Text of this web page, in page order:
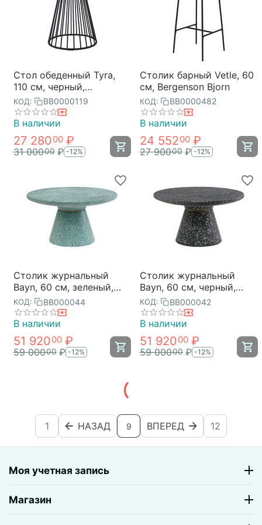
Стол обеденный Tyra,
110 см, черный,
Bergenson Bjorn
КОД: BB0000119
В наличии
27 28000 ₽
31 00000 ₽ -12%
Столик барный Vetle, 60
см, Bergenson Bjorn
КОД: BB0000482
В наличии
24 55200 ₽
27 90000 ₽ -12%
Столик журнальный
Bayn, 60 см, зеленый,
Bergenson Bjorn
КОД: BB000044
В наличии
51 92000 ₽
59 00000 ₽ -12%
Столик журнальный
Bayn, 60 см, черный,
Bergenson Bjorn
КОД: BB000042
В наличии
51 92000 ₽
59 00000 ₽ -12%
1 НАЗАД 9 ВПЕРЕД 12
Моя учетная запись
Магазин